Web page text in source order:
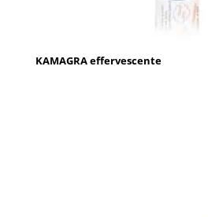
KAMAGRA effervescente